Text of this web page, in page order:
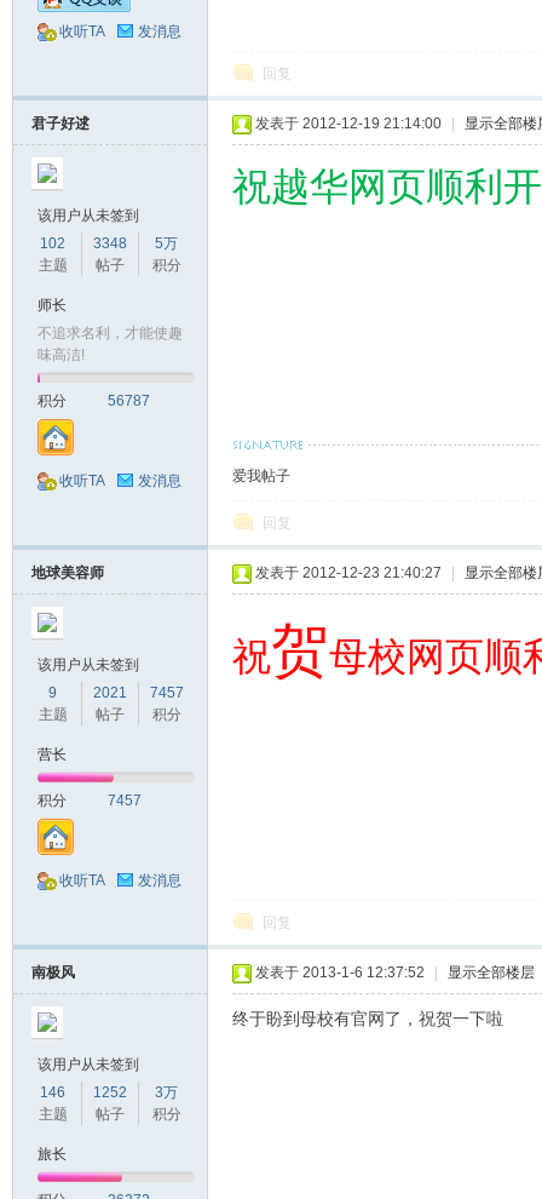
收听TA 发消息
回复
君子好逑
该用户从未签到
102
主题
3348
帖子
5万
积分
师长
不追求名利，才能使趣
味高洁!
积分 56787
收听TA 发消息
发表于 2012-12-19 21:14:00 显示全部楼
祝越华网页顺利
爱我帖子
回复
地球美容师
该用户从未签到
9
主题
2021
帖子
7457
积分
营长
积分 7457
收听TA 发消息
发表于 2012-12-23 21:40:27 显示全部楼
祝贺母校网页顺
回复
南极风
该用户从未签到
146
主题
1252
帖子
3万
积分
旅长
发表于 2013-1-6 12:37:52 显示全部楼层
终于盼到母校有官网了，祝贺一下啦